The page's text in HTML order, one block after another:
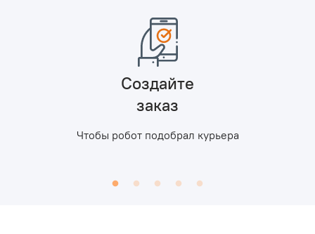
Создайте
заказ
Чтобы робот подобрал курьера